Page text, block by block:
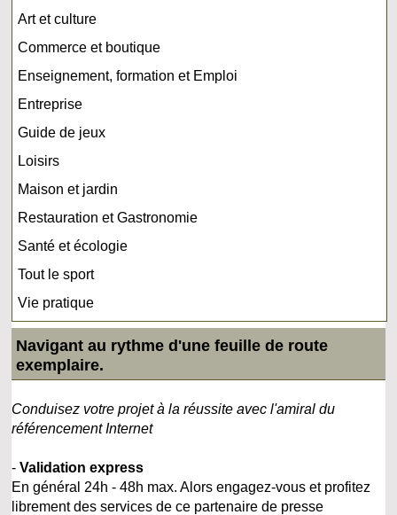
Art et culture
Commerce et boutique
Enseignement, formation et Emploi
Entreprise
Guide de jeux
Loisirs
Maison et jardin
Restauration et Gastronomie
Santé et écologie
Tout le sport
Vie pratique
Navigant au rythme d'une feuille de route
exemplaire.
Conduisez votre projet à la réussite avec l'amiral du
référencement Internet
-Validation express
En général 24h - 48h max. Alors engagez-vous et profitez
librement des services de ce partenaire de presse